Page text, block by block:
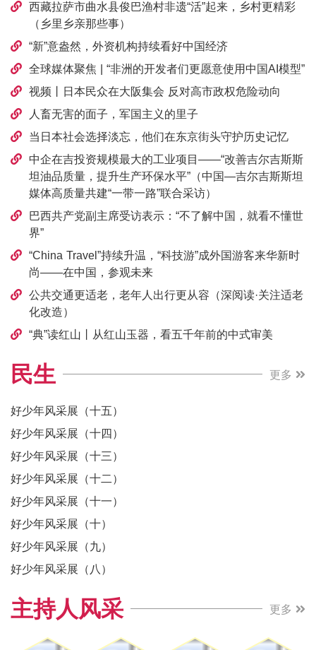
西藏拉萨市曲水县俊巴渔村非遗“活”起来，乡村更精彩
（乡里乡亲那些事）
“新”意盎然，外资机构持续看好中国经济
全球媒体聚焦 | “非洲的开发者们更愿意使用中国AI模型”
视频丨日本民众在大阪集会 反对高市政权危险动向
人畜无害的面子，军国主义的里子
当日本社会选择淡忘，他们在东京街头守护历史记忆
中企在吉投资规模最大的工业项目——“改善吉尔吉斯斯
坦油品质量，提升生产环保水平”（中国—吉尔吉斯斯坦
媒体高质量共建“一带一路”联合采访）
巴西共产党副主席受访表示：“不了解中国，就看不懂世
界”
“China Travel”持续升温，“科技游”成外国游客来华新时
尚——在中国，参观未来
公共交通更适老，老年人出行更从容（深阅读·关注适老
化改造）
“典”读红山丨从红山玉器，看五千年前的中式审美
民生 更多
好少年风采展（十五）
好少年风采展（十四）
好少年风采展（十三）
好少年风采展（十二）
好少年风采展（十一）
好少年风采展（十）
好少年风采展（九）
好少年风采展（八）
主持人风采 更多